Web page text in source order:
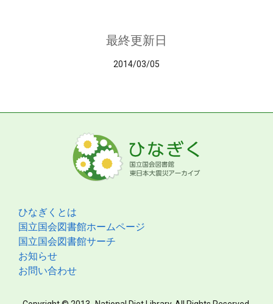
最終更新日
2014/03/05
ひなぎくとは
国立国会図書館ホームページ
国立国会図書館サーチ
お知らせ
お問い合わせ